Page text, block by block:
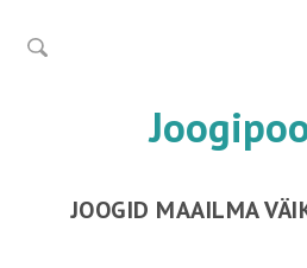
JOOGID MAAILMA